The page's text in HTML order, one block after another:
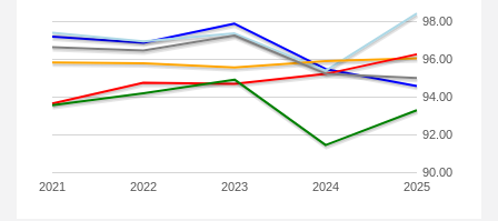
2021 2022 2023 2024 2025
90.00
92.00
94.00
96.00
98.00